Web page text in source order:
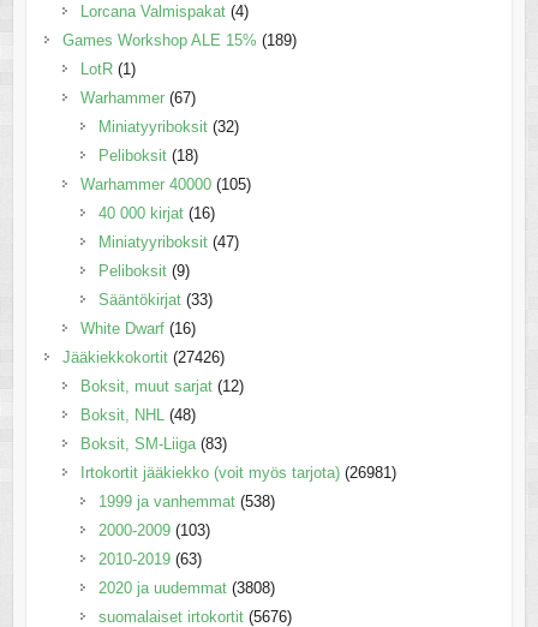
Lorcana Valmispakat (4)
Games Workshop ALE 15% (189)
LotR (1)
Warhammer (67)
Miniatyyriboksit (32)
Peliboksit (18)
Warhammer 40000 (105)
40 000 kirjat (16)
Miniatyyriboksit (47)
Peliboksit (9)
Sääntökirjat (33)
White Dwarf (16)
Jääkiekkokortit (27426)
Boksit, muut sarjat (12)
Boksit, NHL (48)
Boksit, SM-Liiga (83)
Irtokortit jääkiekko (voit myös tarjota) (26981)
1999 ja vanhemmat (538)
2000-2009 (103)
2010-2019 (63)
2020 ja uudemmat (3808)
suomalaiset irtokortit (5676)